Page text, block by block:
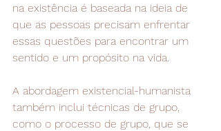
na existência é baseada na ideia de
que as pessoas precisam enfrentar
essas questões para encontrar um
sentido e um propósito na vida.
A abordagem existencial-humanista
também inclui técnicas de grupo,
como o processo de grupo, que se